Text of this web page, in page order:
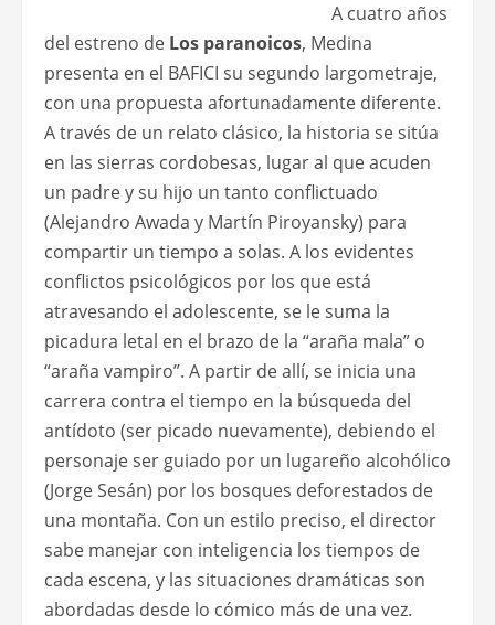
A cuatro años
del estreno de Los paranoicos, Medina
presenta en el BAFICI su segundo largometraje,
con una propuesta afortunadamente diferente.
A través de un relato clásico, la historia se sitúa
en las sierras cordobesas, lugar al que acuden
un padre y su hijo un tanto conflictuado
(Alejandro Awada y Martín Piroyansky) para
compartir un tiempo a solas. A los evidentes
conflictos psicológicos por los que está
atravesando el adolescente, se le suma la
picadura letal en el brazo de la “araña mala” o
“araña vampiro”. A partir de allí, se inicia una
carrera contra el tiempo en la búsqueda del
antídoto (ser picado nuevamente), debiendo el
personaje ser guiado por un lugareño alcohólico
(Jorge Sesán) por los bosques deforestados de
una montaña. Con un estilo preciso, el director
sabe manejar con inteligencia los tiempos de
cada escena, y las situaciones dramáticas son
abordadas desde lo cómico más de una vez.